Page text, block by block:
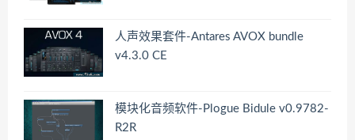
人声效果套件-Antares AVOX bundle
v4.3.0 CE
模块化音频软件-Plogue Bidule v0.9782-
R2R